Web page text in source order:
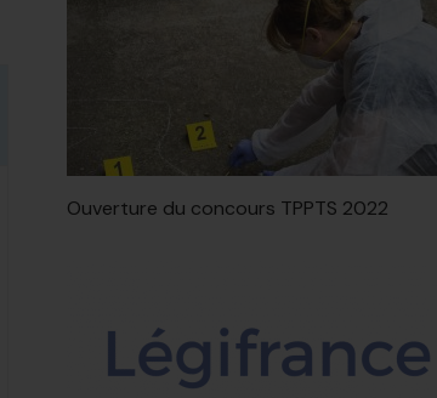
Ouverture du concours TPPTS 2022